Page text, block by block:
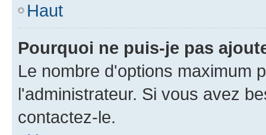
Haut
Pourquoi ne puis-je pas
Le nombre d'options maximum
l'administrateur. Si vous avez
contactez-le.